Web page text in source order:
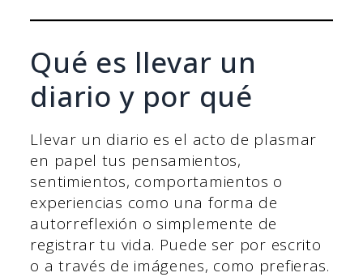
Qué es llevar un
diario y por qué
Llevar un diario es el acto de plasmar
en papel tus pensamientos,
sentimientos, comportamientos o
experiencias como una forma de
autorreflexión o simplemente de
registrar tu vida. Puede ser por escrito
o a través de imágenes, como prefieras.